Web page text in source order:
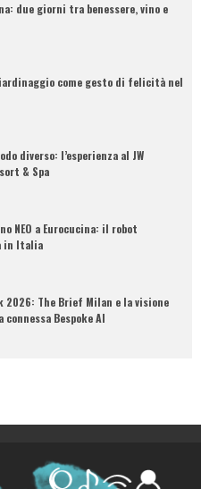
due giorni tra benessere, vino e
come gesto di felicità nel
diverso: l’esperienza al JW
& Spa
NEO a Eurocucina: il robot
in Italia
2026: The Brief Milan e la visione
connessa Bespoke AI